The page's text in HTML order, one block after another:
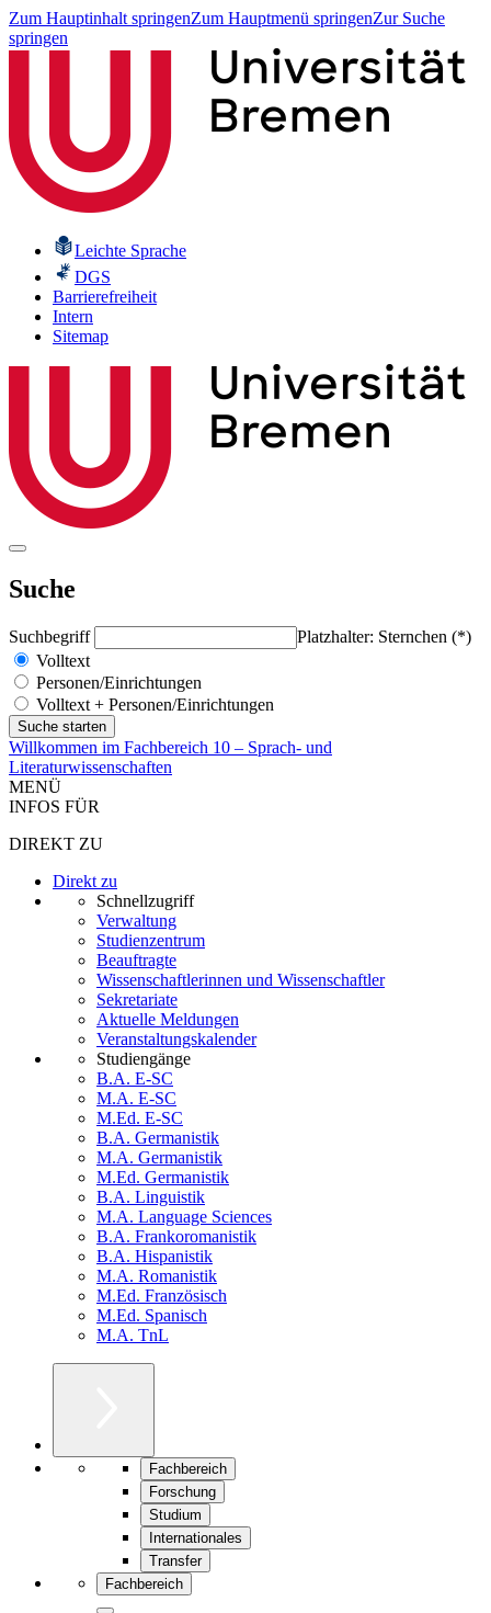
Zum Hauptinhalt springenZum Hauptmenü springenZur Suche
springen
Leichte Sprache
DGS
Barrierefreiheit
Intern
Sitemap
Suche
Suchbegriff
Platzhalter: Sternchen (*)
Volltext
Personen/Einrichtungen
Volltext + Personen/Einrichtungen
Willkommen im Fachbereich 10 – Sprach- und
Literaturwissenschaften
MENÜ
INFOS FÜR
DIREKT ZU
Direkt zu
Schnellzugriff
Verwaltung
Studienzentrum
Beauftragte
Wissenschaftlerinnen und Wissenschaftler
Sekretariate
Aktuelle Meldungen
Veranstaltungskalender
Studiengänge
B.A. E-SC
M.A. E-SC
M.Ed. E-SC
B.A. Germanistik
M.A. Germanistik
M.Ed. Germanistik
B.A. Linguistik
M.A. Language Sciences
B.A. Frankoromanistik
B.A. Hispanistik
M.A. Romanistik
M.Ed. Französisch
M.Ed. Spanisch
M.A. TnL
Fachbereich
Forschung
Studium
Internationales
Transfer
Fachbereich